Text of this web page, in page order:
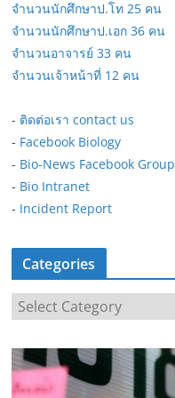
จำนวนนักศึกษาป.โท 25 คน
จำนวนนักศึกษาป.เอก 36 คน
จำนวนอาจารย์ 33 คน
จำนวนเจ้าหน้าที่ 12 คน
- ติดต่อเรา contact us
- Facebook Biology
- Bio-News Facebook Group
- Bio Intranet
- Incident Report
Categories
a
t
e
g